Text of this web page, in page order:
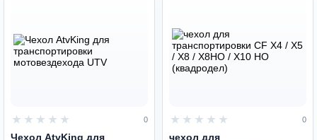
0
Чехол AtvKing для
0
чехол для